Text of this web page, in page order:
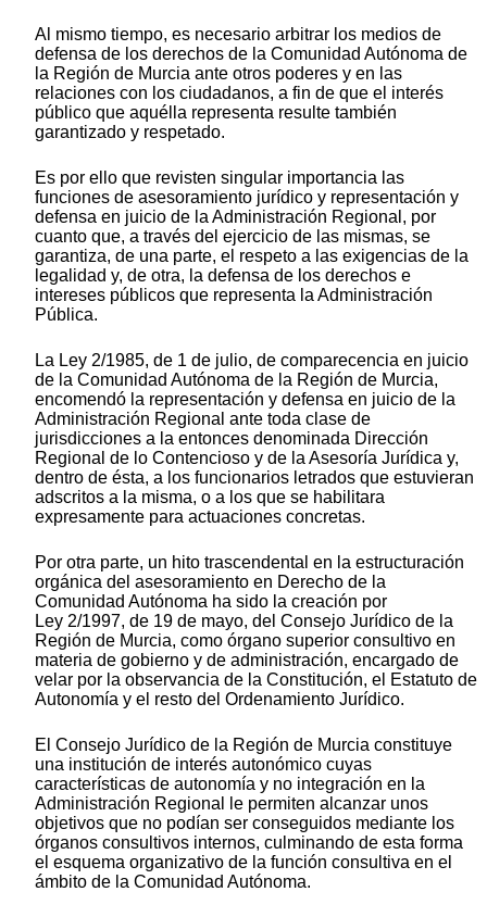
Al mismo tiempo, es necesario arbitrar los medios de
defensa de los derechos de la Comunidad Autónoma de
la Región de Murcia ante otros poderes y en las
relaciones con los ciudadanos, a fin de que el interés
público que aquélla representa resulte también
garantizado y respetado.
Es por ello que revisten singular importancia las
funciones de asesoramiento jurídico y representación y
defensa en juicio de la Administración Regional, por
cuanto que, a través del ejercicio de las mismas, se
garantiza, de una parte, el respeto a las exigencias de la
legalidad y, de otra, la defensa de los derechos e
intereses públicos que representa la Administración
Pública.
La Ley 2/1985, de 1 de julio, de comparecencia en juicio
de la Comunidad Autónoma de la Región de Murcia,
encomendó la representación y defensa en juicio de la
Administración Regional ante toda clase de
jurisdicciones a la entonces denominada Dirección
Regional de lo Contencioso y de la Asesoría Jurídica y,
dentro de ésta, a los funcionarios letrados que estuvieran
adscritos a la misma, o a los que se habilitara
expresamente para actuaciones concretas.
Por otra parte, un hito trascendental en la estructuración
orgánica del asesoramiento en Derecho de la
Comunidad Autónoma ha sido la creación por
Ley 2/1997, de 19 de mayo, del Consejo Jurídico de la
Región de Murcia, como órgano superior consultivo en
materia de gobierno y de administración, encargado de
velar por la observancia de la Constitución, el Estatuto de
Autonomía y el resto del Ordenamiento Jurídico.
El Consejo Jurídico de la Región de Murcia constituye
una institución de interés autonómico cuyas
características de autonomía y no integración en la
Administración Regional le permiten alcanzar unos
objetivos que no podían ser conseguidos mediante los
órganos consultivos internos, culminando de esta forma
el esquema organizativo de la función consultiva en el
ámbito de la Comunidad Autónoma.